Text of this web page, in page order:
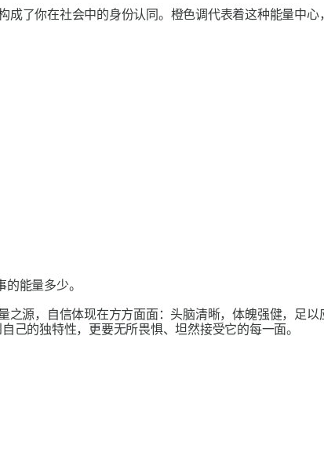
成了你在社会中的身份认同。橙色调代表着这种能量中
能量多少。
之源，自信体现在方方面面：头脑清晰，体魄强健，足
的独特性，更要无所畏惧、坦然接受它的每一面。